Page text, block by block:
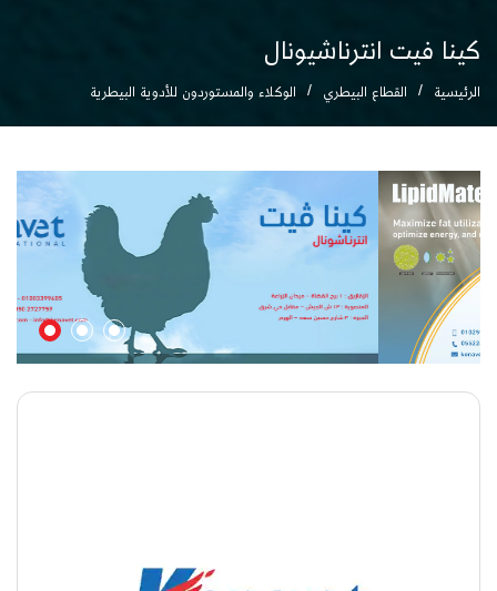
كينا فيت انترناشيونال
الرئيسية القطاع البيطري الوكلاء والمستوردون للأدوية البيطرية